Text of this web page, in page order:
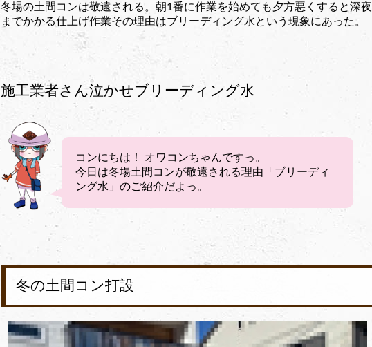
冬場の土間コンは敬遠される。朝1番に作業を始めても夕方悪くすると深夜
までかかる仕上げ作業その理由はブリーディング水という現象にあった。
施工業者さん泣かせブリーディング水
コンにちは！ オワコンちゃんですっ。
今日は冬場土間コンが敬遠される理由「ブリーディ
ング水」のご紹介だよっ。
冬の土間コン打設